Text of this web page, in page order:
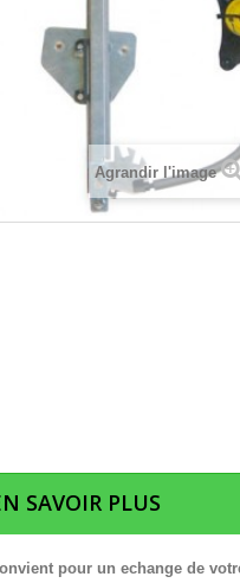
Agrandir l'image
SAVOIR PLUS
pour un echange de